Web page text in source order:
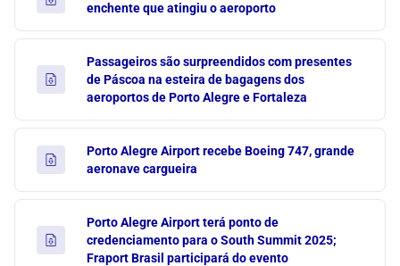
enchente que atingiu o aeroporto
Passageiros são surpreendidos com presentes
de Páscoa na esteira de bagagens dos
aeroportos de Porto Alegre e Fortaleza
Porto Alegre Airport recebe Boeing 747, grande
aeronave cargueira
Porto Alegre Airport terá ponto de
credenciamento para o South Summit 2025;
Fraport Brasil participará do evento